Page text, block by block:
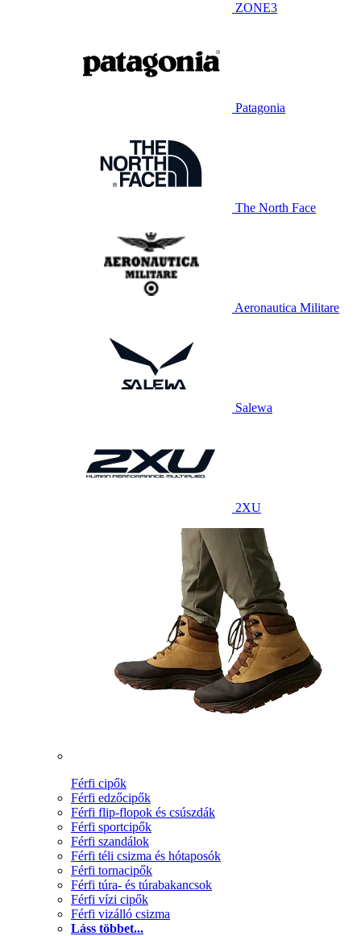
ZONE3
Patagonia
The North Face
Aeronautica Militare
Salewa
2XU
Férfi cipők
Férfi edzőcipők
Férfi flip-flopok és csúszdák
Férfi sportcipők
Férfi szandálok
Férfi téli csizma és hótaposók
Férfi tornacipők
Férfi túra- és túrabakancsok
Férfi vízi cipők
Férfi vizálló csizma
Láss többet...